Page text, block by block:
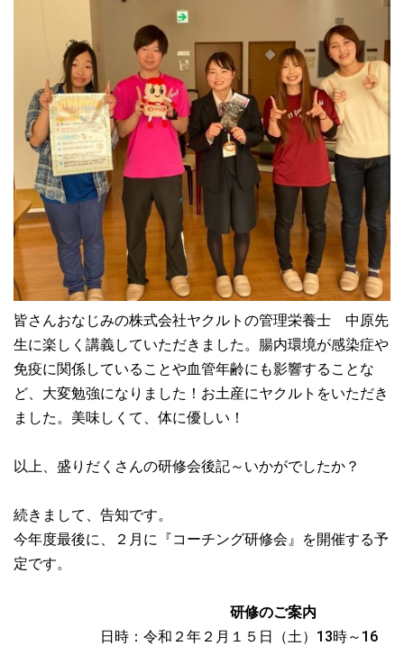
皆さんおなじみの株式会社ヤクルトの管理栄養士 中原先
生に楽しく講義していただきました。腸内環境が感染症や
免疫に関係していることや血管年齢にも影響することな
ど、大変勉強になりました！お土産にヤクルトをいただき
ました。美味しくて、体に優しい！
以上、盛りだくさんの研修会後記～いかがでしたか？
続きまして、告知です。
今年度最後に、２月に『コーチング研修会』を開催する予
定です。
研修のご案内
日時：令和２年２月１５日（土）13時～16